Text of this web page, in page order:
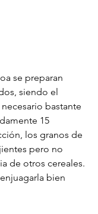
se preparan
siendo el
bastante
15
los granos de
pero no
de otros cereales.
bien